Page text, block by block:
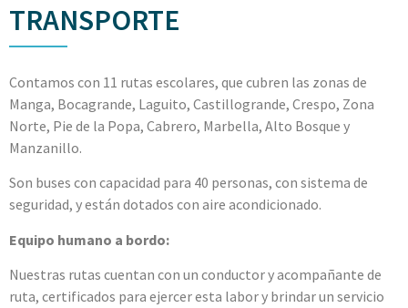
TRANSPORTE
Contamos con 11 rutas escolares, que cubren las zonas de
Manga, Bocagrande, Laguito, Castillogrande, Crespo, Zona
Norte, Pie de la Popa, Cabrero, Marbella, Alto Bosque y
Manzanillo.
Son buses con capacidad para 40 personas, con sistema de
seguridad, y están dotados con aire acondicionado.
Equipo humano a bordo:
Nuestras rutas cuentan con un conductor y acompañante de
ruta, certificados para ejercer esta labor y brindar un servicio